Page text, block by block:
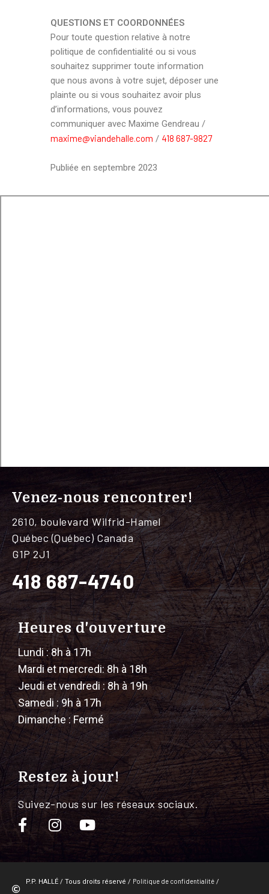
QUESTIONS ET COORDONNÉES
Pour toute question relative à notre
politique de confidentialité ou si vous
souhaitez supprimer toute information
que nous avons à votre sujet, déposer une
plainte ou si vous souhaitez avoir plus
d’informations, vous pouvez
communiquer avec Maxime Gendreau /
maxime@viandehalle.com / 418 687-9827
Publiée en septembre 2023
Venez-nous rencontrer!
2610, boulevard Wilfrid-Hamel
Québec (Québec) Canada
G1P 2J1
418 687-4740
Heures d'ouverture
Lundi : 8h à 17h
Mardi et mercredi: 8h à 18h
Jeudi et vendredi : 8h à 19h
Samedi : 9h à 17h
Dimanche : Fermé
Restez à jour!
Suivez-nous sur les réseaux sociaux.
P.P. HALLÉ / Tous droits réservé / Politique de confidentialité/